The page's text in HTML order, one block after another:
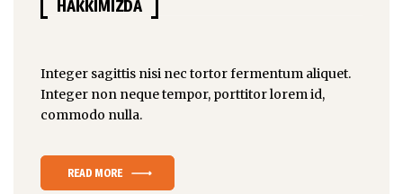
HAKKIMIZDA
Integer sagittis nisi nec tortor fermentum aliquet.
Integer non neque tempor, porttitor lorem id,
commodo nulla.
READ MORE